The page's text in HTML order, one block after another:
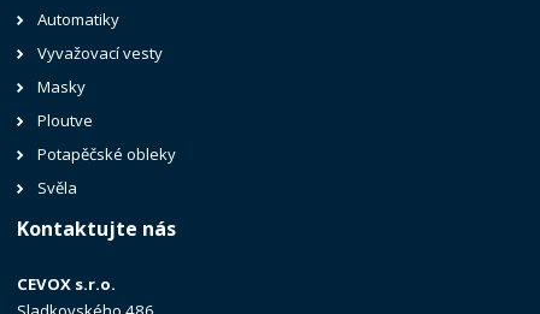
Automatiky
Vyvažovací vesty
Masky
Ploutve
Potapěčské obleky
Svěla
Kontaktujte nás
CEVOX s.r.o.